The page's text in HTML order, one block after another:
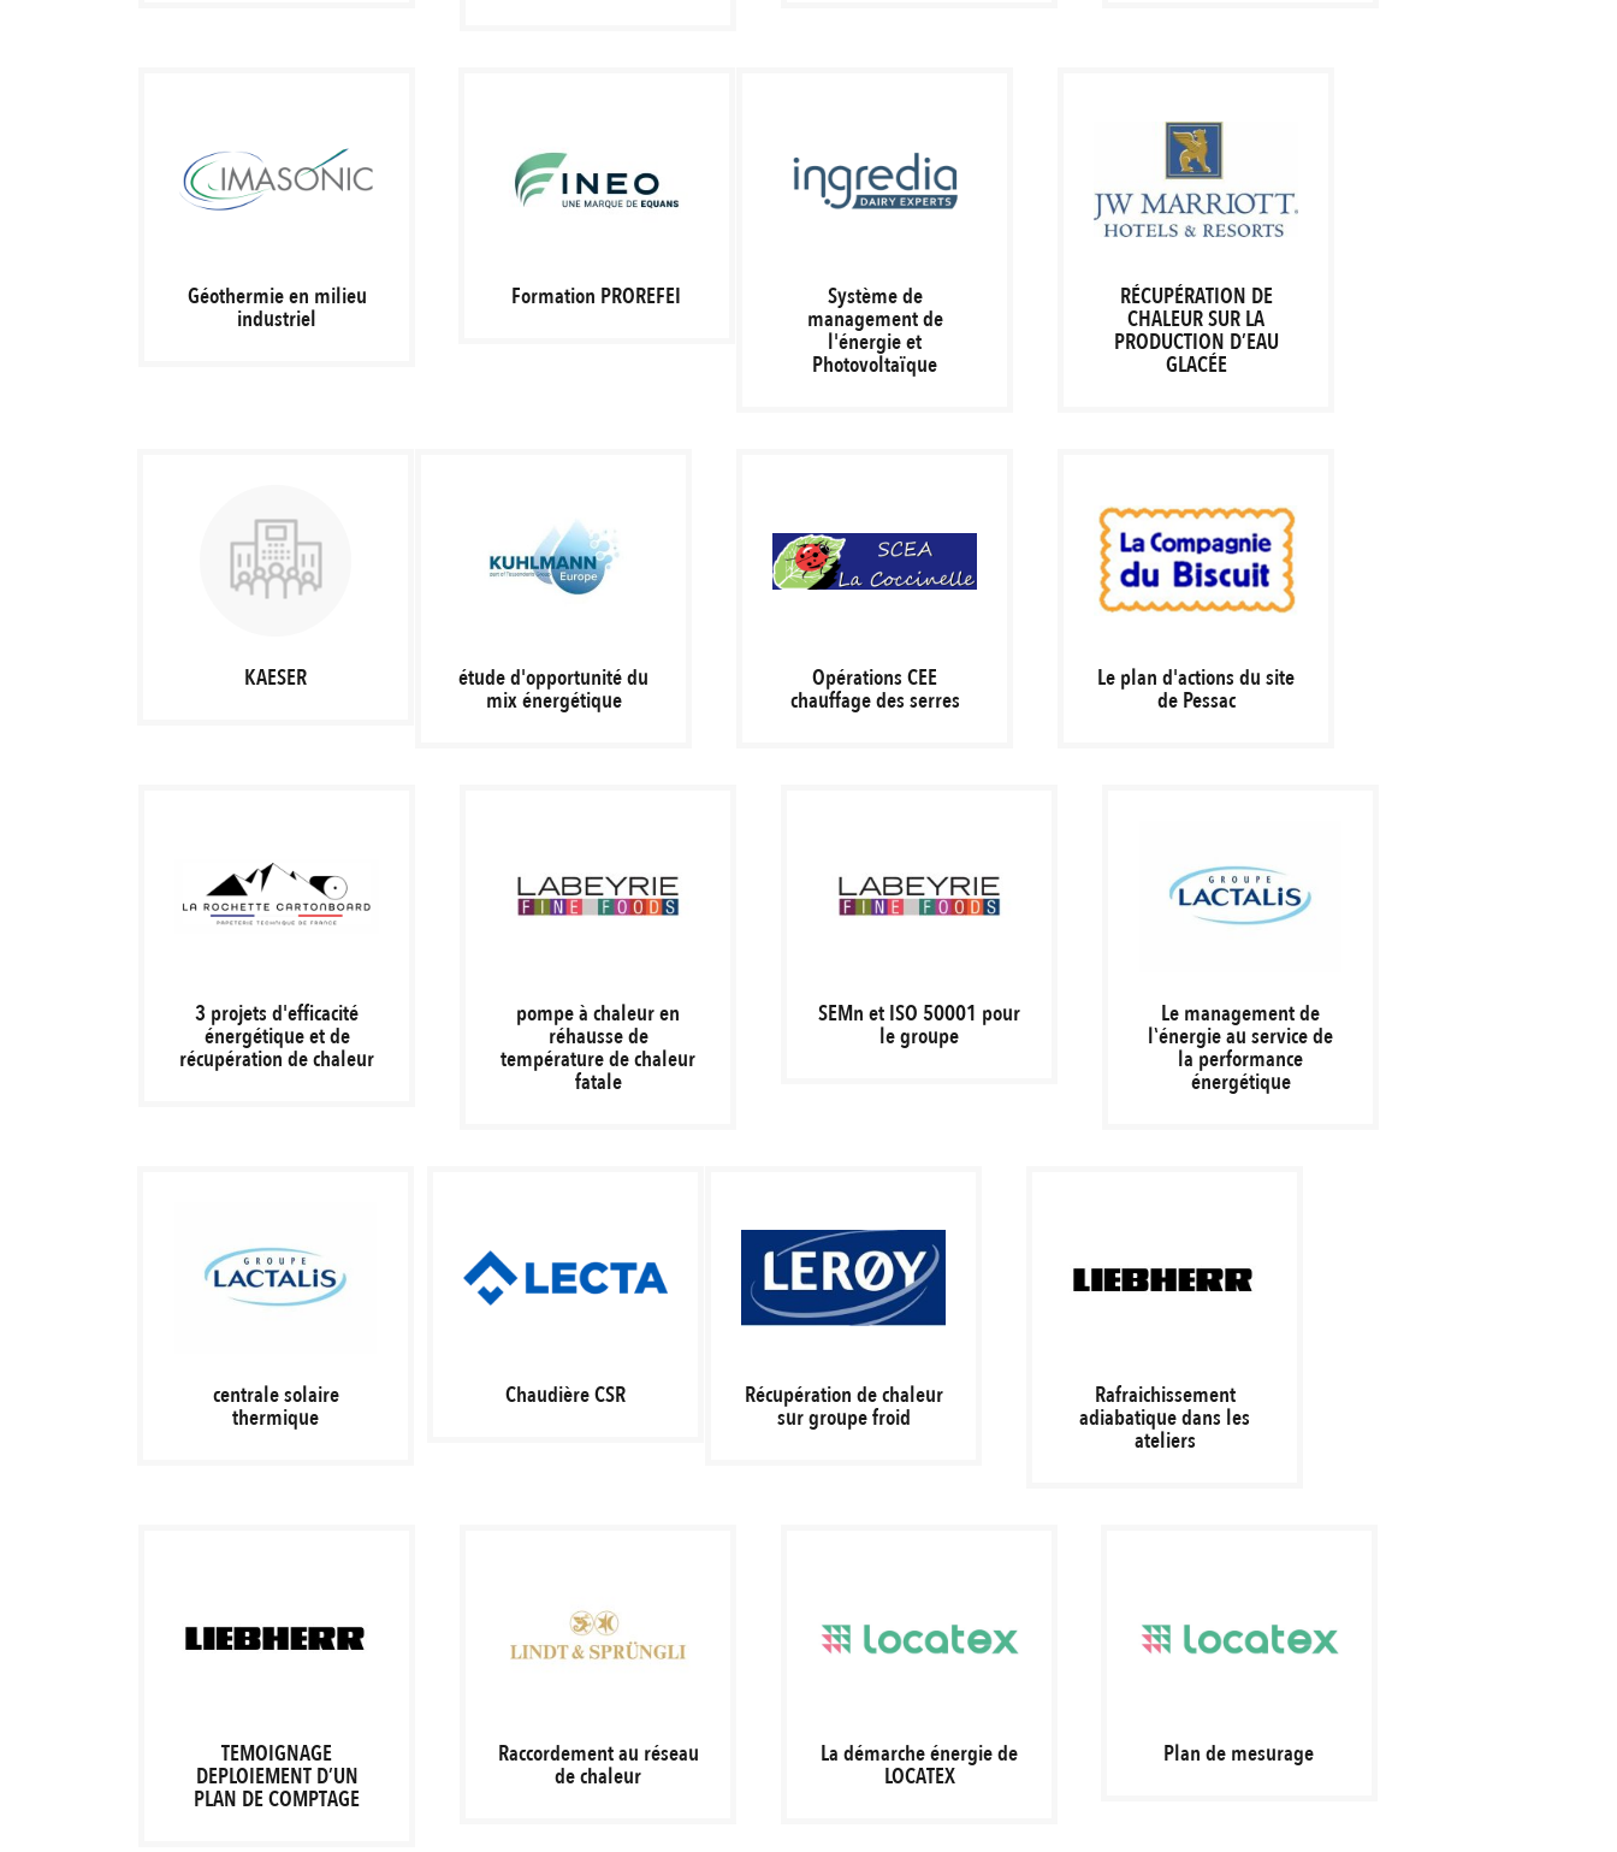
Géothermie en milieu
industriel
Formation PROREFEI Système de
management de
l'énergie et
Photovoltaïque
RÉCUPÉRATION DE
CHALEUR SUR LA
PRODUCTION D’EAU
GLACÉE
KAESER étude d'opportunité du
mix énergétique
Opérations CEE
chauffage des serres
Le plan d'actions du site
de Pessac
3 projets d'efficacité
énergétique et de
récupération de chaleur
pompe à chaleur en
réhausse de
température de chaleur
fatale
SEMn et ISO 50001 pour
le groupe
Le management de
l‛énergie au service de
la performance
énergétique
centrale solaire
thermique
Chaudière CSR Récupération de chaleur
sur groupe froid
Rafraichissement
adiabatique dans les
ateliers
TEMOIGNAGE
DEPLOIEMENT D’UN
PLAN DE COMPTAGE
Raccordement au réseau
de chaleur
La démarche énergie de
LOCATEX
Plan de mesurage